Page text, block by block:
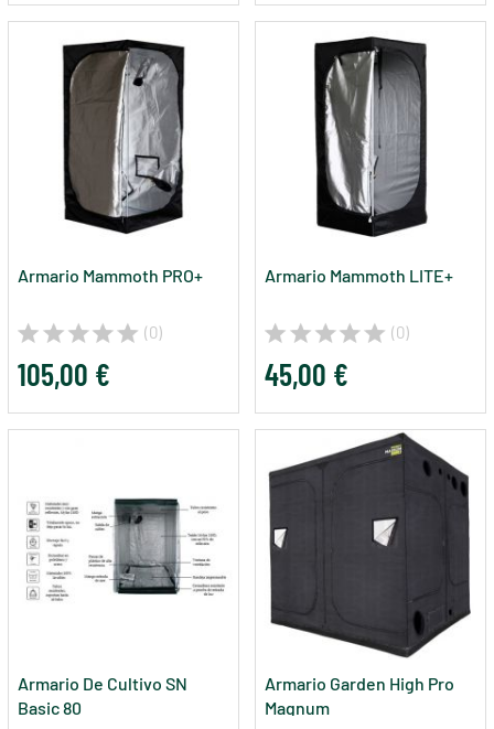
Armario Mammoth PRO+
(0)
105,00 €
Armario Mammoth LITE+
(0)
45,00 €
Armario De Cultivo SN
Basic 80
Armario Garden High Pro
Magnum